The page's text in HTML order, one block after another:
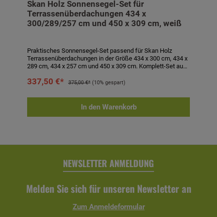
Skan Holz Sonnensegel-Set für
Terrassenüberdachungen 434 x
300/289/257 cm und 450 x 309 cm, weiß
Praktisches Sonnensegel-Set passend für Skan Holz
Terrassenüberdachungen in der Größe 434 x 300 cm, 434 x
289 cm, 434 x 257 cm und 450 x 309 cm. Komplett-Set aus
wasserabweisendem, 100 % UV-stabilem, textilem
aus Seilspannsystem mit Schutzkappe, Laufhaken und
Stoppern. Sonnensegel waschbar bei 40° C. Segel sind bei
337,50 €* 375,00 €* (10% gespart)
In den Warenkorb
NEWSLETTER ANMELDUNG
Melden Sie sich für unseren Newsletter an
Zum Anmeldeformular